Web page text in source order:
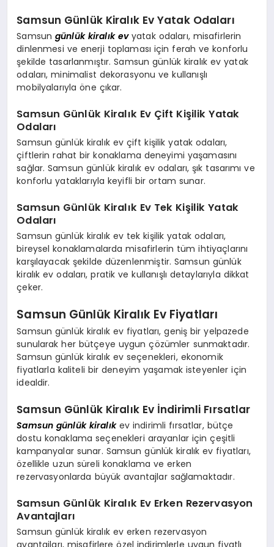
Samsun Günlük Kiralık Ev Yatak Odaları
Samsungünlük kiralık evyatak odaları, misafirlerin
dinlenmesi ve enerji toplaması için ferah ve konforlu
şekilde tasarlanmıştır. Samsun günlük kiralık ev yatak
odaları, minimalist dekorasyonu ve kullanışlı
mobilyalarıyla öne çıkar.
Samsun Günlük Kiralık Ev Çift Kişilik Yatak
Odaları
Samsun günlük kiralık ev çift kişilik yatak odaları,
çiftlerin rahat bir konaklama deneyimi yaşamasını
sağlar. Samsun günlük kiralık ev odaları, şık tasarımı ve
konforlu yataklarıyla keyifli bir ortam sunar.
Samsun Günlük Kiralık Ev Tek Kişilik Yatak
Odaları
Samsun günlük kiralık ev tek kişilik yatak odaları,
bireysel konaklamalarda misafirlerin tüm ihtiyaçlarını
karşılayacak şekilde düzenlenmiştir. Samsun günlük
kiralık ev odaları, pratik ve kullanışlı detaylarıyla dikkat
çeker.
Samsun Günlük Kiralık Ev Fiyatları
Samsun günlük kiralık ev fiyatları, geniş bir yelpazede
sunularak her bütçeye uygun çözümler sunmaktadır.
Samsun günlük kiralık ev seçenekleri, ekonomik
fiyatlarla kaliteli bir deneyim yaşamak isteyenler için
idealdir.
Samsun Günlük Kiralık Ev İndirimli Fırsatlar
Samsun günlük kiralıkev indirimli fırsatlar, bütçe
dostu konaklama seçenekleri arayanlar için çeşitli
kampanyalar sunar. Samsun günlük kiralık ev fiyatları,
özellikle uzun süreli konaklama ve erken
rezervasyonlarda büyük avantajlar sağlamaktadır.
Samsun Günlük Kiralık Ev Erken Rezervasyon
Avantajları
Samsun günlük kiralık ev erken rezervasyon
avantajları, misafirlere özel indirimlerle uygun fiyatlı